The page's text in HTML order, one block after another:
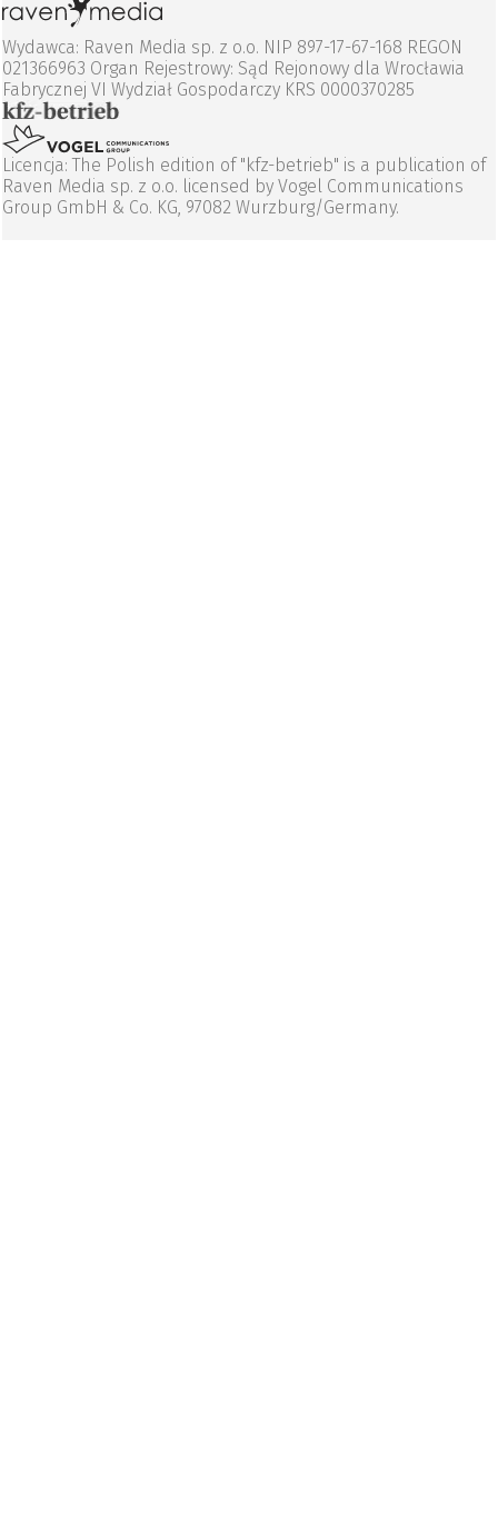
Wydawca: Raven Media sp. z o.o. NIP 897-17-67-168 REGON
021366963 Organ Rejestrowy: Sąd Rejonowy dla Wrocławia
Fabrycznej VI Wydział Gospodarczy KRS 0000370285
Licencja: The Polish edition of "kfz-betrieb" is a publication of
Raven Media sp. z o.o. licensed by Vogel Communications
Group GmbH & Co. KG, 97082 Wurzburg/Germany.